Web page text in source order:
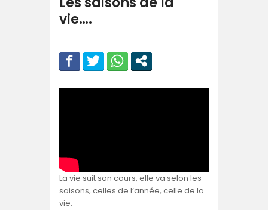
vie….
La vie suit son cours, elle va selon les
saisons, celles de l’année, celle de la
vie.